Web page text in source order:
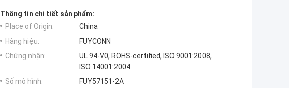
Thông tin chi tiết sản phẩm:
Place of Origin:
China
Hàng hiệu:
FUYCONN
Chứng nhận:
UL 94-V0, ROHS-certified, ISO 9001:2008,
ISO 14001:2004
Số mô hình:
FUY57151-2A